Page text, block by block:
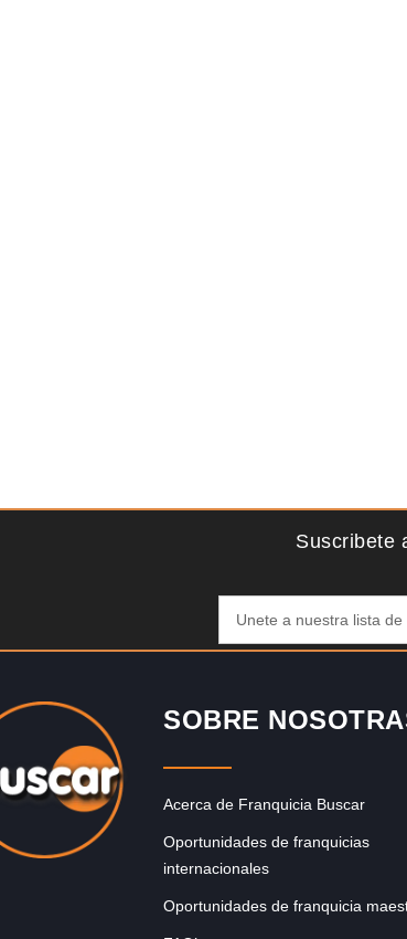
Reino…
Suscribete
SOBRE
Acerca de Franquicia Buscar
Oportunidades de franquicias
internacionales
Oportunidades de franquicia